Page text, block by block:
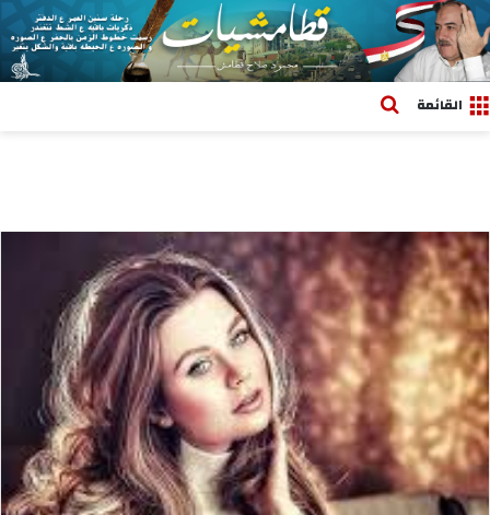
القائمة